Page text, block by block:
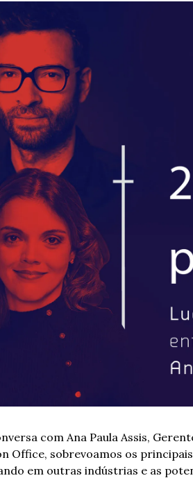
com Ana Paula Assis,
Office, sobrevoamos os
em outras indústrias e as